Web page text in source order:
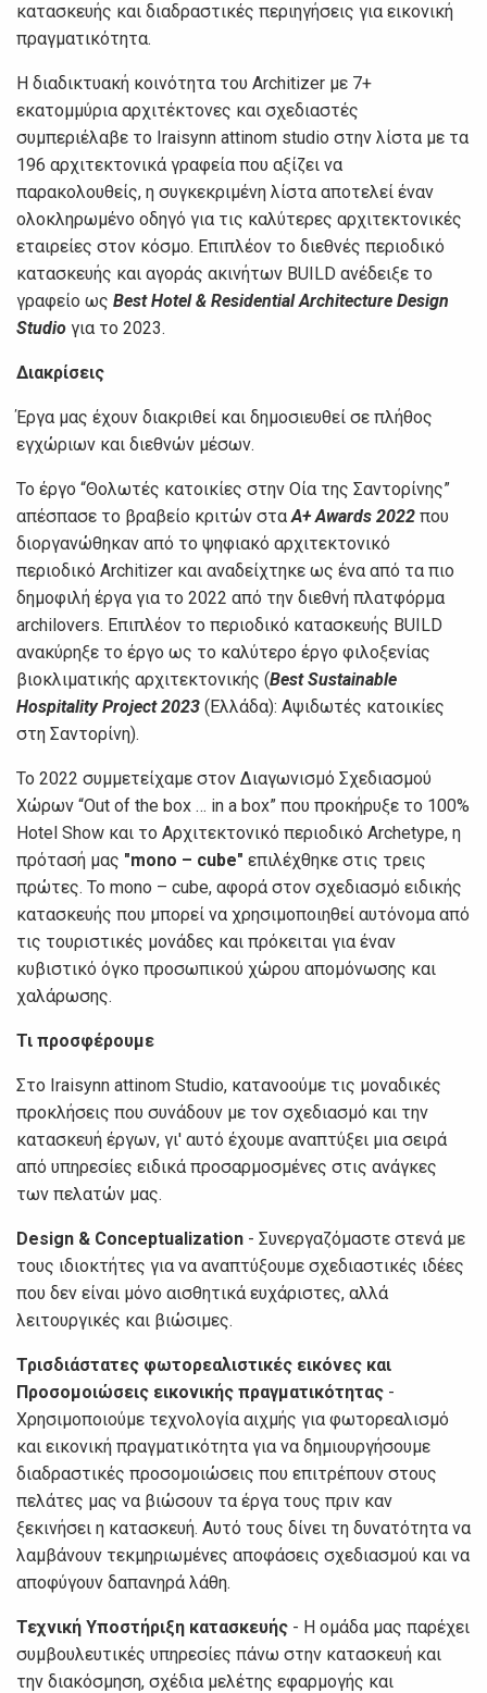
κατασκευής και διαδραστικές περιηγήσεις για εικονική
πραγματικότητα.
Η διαδικτυακή κοινότητα του Architizer με 7+
εκατομμύρια αρχιτέκτονες και σχεδιαστές
συμπεριέλαβε το Iraisynn attinom studio στην λίστα με τα
196 αρχιτεκτονικά γραφεία που αξίζει να
παρακολουθείς, η συγκεκριμένη λίστα αποτελεί έναν
ολοκληρωμένο οδηγό για τις καλύτερες αρχιτεκτονικές
εταιρείες στον κόσμο. Επιπλέον τo διεθνές περιοδικό
κατασκευής και αγοράς ακινήτων BUILD ανέδειξε το
γραφείο ως Best Hotel & Residential Architecture Design
Studio για το 2023.
Διακρίσεις
Έργα μας έχουν διακριθεί και δημοσιευθεί σε πλήθος
εγχώριων και διεθνών μέσων.
Το έργο “Θολωτές κατοικίες στην Οία της Σαντορίνης”
απέσπασε το βραβείο κριτών σταA+ Awards 2022 που
διοργανώθηκαν από τo ψηφιακό αρχιτεκτονικό
περιοδικό Architizer και αναδείχτηκε ως ένα από τα πιο
δημοφιλή έργα για το 2022 από την διεθνή πλατφόρμα
archilovers. Επιπλέον τo περιοδικό κατασκευής BUILD
ανακύρηξε το έργο ως το καλύτερο έργο φιλοξενίας
βιοκλιματικής αρχιτεκτονικής (Best Sustainable
Hospitality Project 2023 (Ελλάδα): Αψιδωτές κατοικίες
στη Σαντορίνη).
Το 2022 συμμετείχαμε στον Διαγωνισμό Σχεδιασμού
Χώρων “Out of the box … in a box” που προκήρυξε το 100%
Hotel Show και το Αρχιτεκτονικό περιοδικό Archetype, η
πρότασή μας "mono – cube" επιλέχθηκε στις τρεις
πρώτες. Το mono – cube, αφορά στον σχεδιασμό ειδικής
κατασκευής που μπορεί να χρησιμοποιηθεί αυτόνομα από
τις τουριστικές μονάδες και πρόκειται για έναν
κυβιστικό όγκο προσωπικού χώρου απομόνωσης και
χαλάρωσης.
Τι προσφέρουμε
Στο Iraisynn attinom Studio, κατανοούμε τις μοναδικές
προκλήσεις που συνάδουν με τον σχεδιασμό και την
κατασκευή έργων, γι' αυτό έχουμε αναπτύξει μια σειρά
από υπηρεσίες ειδικά προσαρμοσμένες στις ανάγκες
των πελατών μας.
Design & Conceptualization - Συνεργαζόμαστε στενά με
τους ιδιοκτήτες για να αναπτύξουμε σχεδιαστικές ιδέες
που δεν είναι μόνο αισθητικά ευχάριστες, αλλά
λειτουργικές και βιώσιμες.
Τρισδιάστατες φωτορεαλιστικές εικόνες και
Προσομοιώσεις εικονικής πραγματικότητας -
Χρησιμοποιούμε τεχνολογία αιχμής για φωτορεαλισμό
και εικονική πραγματικότητα για να δημιουργήσουμε
διαδραστικές προσομοιώσεις που επιτρέπουν στους
πελάτες μας να βιώσουν τα έργα τους πριν καν
ξεκινήσει η κατασκευή. Αυτό τους δίνει τη δυνατότητα να
λαμβάνουν τεκμηριωμένες αποφάσεις σχεδιασμού και να
αποφύγουν δαπανηρά λάθη.
Τεχνική Υποστήριξη κατασκευής - Η ομάδα μας παρέχει
συμβουλευτικές υπηρεσίες πάνω στην κατασκευή και
την διακόσμηση, σχέδια μελέτης εφαρμογής και